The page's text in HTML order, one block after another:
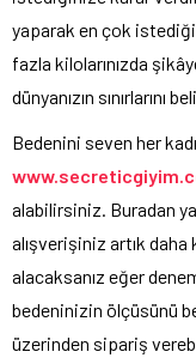
yaparak en çok
fazla kilolarınızda
dünyanızın sınırlarını
Bedenini seven her
alabilirsiniz. Buradan
alışverişiniz artık
alacaksanız eğer
bedeninizin ölçüsünü
üzerinden sipariş